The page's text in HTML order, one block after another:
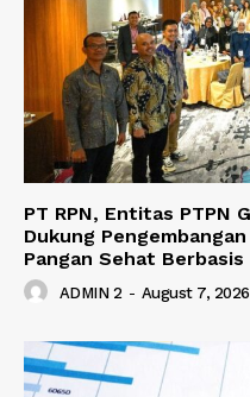
PT RPN, Entitas PTPN
Dukung
Pangan Sehat
ADMIN 2 - August 7, 2026